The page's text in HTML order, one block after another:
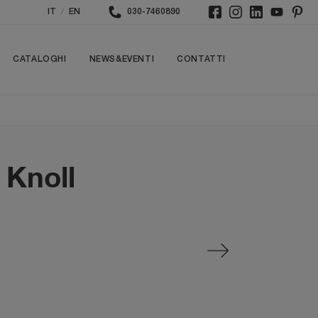
/ EN 030-7460890
CATALOGHI NEWS&EVENTI CONTATTI